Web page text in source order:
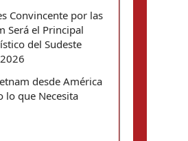
Convincente por las
Será el Principal
del Sudeste
desde América
lo que Necesita